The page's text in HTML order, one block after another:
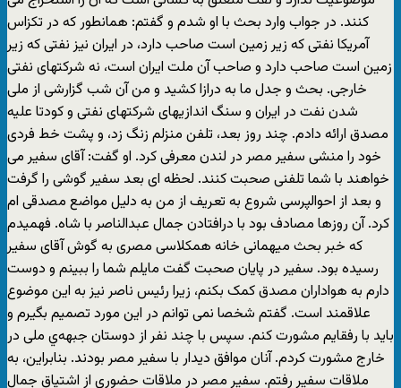
کنند. در جواب وارد بحث با او شدم و گفتم: همانطور که در تکزاس
آمریکا نفتی که زیر زمین است صاحب دارد، در ایران نیز نفتی که زیر
زمین است صاحب دارد و صاحب آن ملت ایران است، نه شرکتهای نفتی
خارجی. بحث و جدل ما به درازا کشید و من آن شب گزارشی از ملی
شدن نفت در ایران و سنگ اندازیهای شرکتهای نفتی و کودتا علیه
مصدق ارائه دادم. چند روز بعد، تلفن منزلم زنگ زد، و پشت خط فردی
خود را منشی سفیر مصر در لندن معرفی کرد. او گفت: آقای سفیر می
خواهند با شما تلفنی صحبت کنند. لحظه ای بعد سفیر گوشی را گرفت
و بعد از احوالپرسی شروع به تعریف از من به دلیل مواضع مصدقی ام
کرد. آن روزها مصادف بود با درافتادن جمال عبدالناصر با شاه. فهمیدم
که خبر بحث میهمانی خانه همکلاسی مصری به گوش آقای سفیر
رسیده بود. سفیر در پایان صحبت گفت مایلم شما را ببینم و دوست
دارم به هواداران مصدق کمک بکنم، زیرا رئیس ناصر نیز به این موضوع
علاقمند است. گفتم شخصا نمی توانم در این مورد تصمیم بگیرم و
باید با رفقایم مشورت کنم. سپس با چند نفر از دوستان جبهه‌ي ملی در
خارج مشورت کردم. آنان موافق دیدار با سفیر مصر بودند. بنابراین، به
ملاقات سفیر رفتم. سفیر مصر در ملاقات حضوری از اشتیاق جمال